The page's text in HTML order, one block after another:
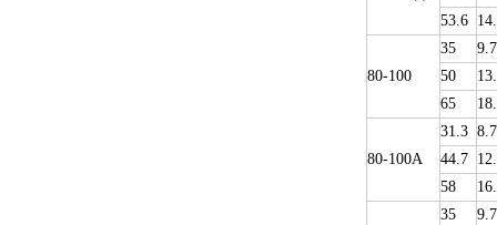
53.6
80-100
35
50
65
80-100A
31.3 8.7
44.7
58
35